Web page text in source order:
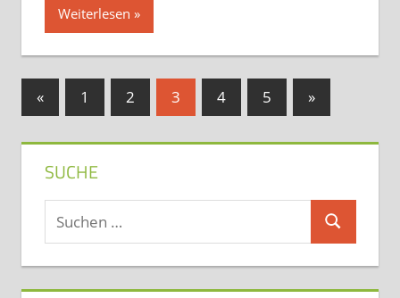
Weiterlesen
Seitennummerierung
Beiträge
«Vorherige
Beiträge
1 2 3 4 5
Nächste
Beiträge
»
SUCHE
Suchen
nach:
Suchen